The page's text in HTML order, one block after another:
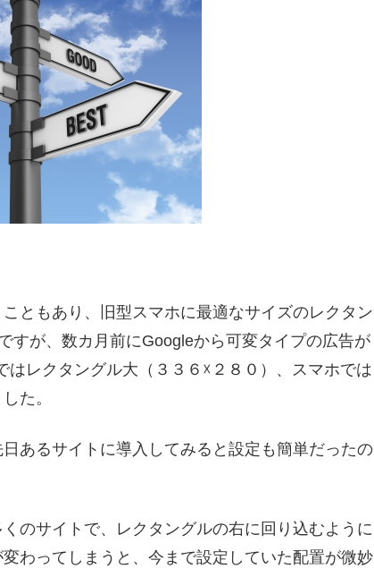
ともあり、旧型スマホに最適なサイズのレクタン
すが、数カ月前にGoogleから可変タイプの広告が
レクタングル大（３３６☓２８０）、スマホでは
た。
あるサイトに導入してみると設定も簡単だったの
のサイトで、レクタングルの右に回り込むように
わってしまうと、今まで設定していた配置が微妙